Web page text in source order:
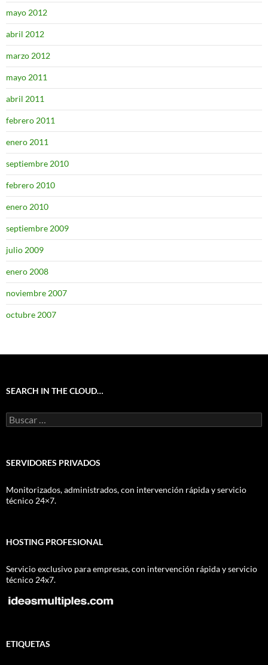
mayo 2012
abril 2012
marzo 2012
mayo 2011
abril 2011
febrero 2011
enero 2011
septiembre 2010
febrero 2010
enero 2010
septiembre 2009
julio 2009
enero 2008
noviembre 2007
octubre 2007
SEARCH IN THE CLOUD…
Buscar:
SERVIDORES PRIVADOS
Monitorizados, administrados, con intervención rápida y servicio
técnico 24×7.
HOSTING PROFESIONAL
Servicio exclusivo para empresas, con intervención rápida y servicio
técnico 24x7.
ETIQUETAS